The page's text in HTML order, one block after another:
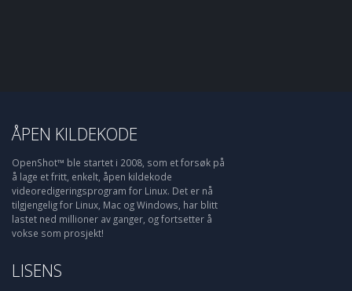
ÅPEN KILDEKODE
OpenShot™ ble startet i 2008, som et forsøk på
å lage et fritt, enkelt, åpen kildekode
videoredigeringsprogram for Linux. Det er nå
tilgjengelig for Linux, Mac og Windows, har blitt
lastet ned millioner av ganger, og fortsetter å
vokse som prosjekt!
LISENS